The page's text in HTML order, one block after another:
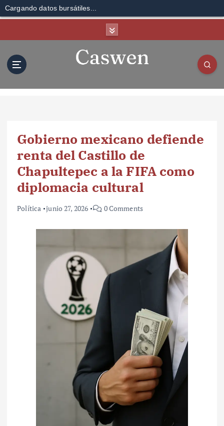
Cargando datos bursátiles...
Gobierno mexicano defiende
renta del Castillo de
Chapultepec a la FIFA como
diplomacia cultural
Política junio 27, 2026 0 Comments